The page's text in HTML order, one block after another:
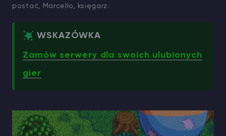
postać, Marcello, księgarz.
WSKAZÓWKA
Zamów serwery dla swoich ulubionych
gier